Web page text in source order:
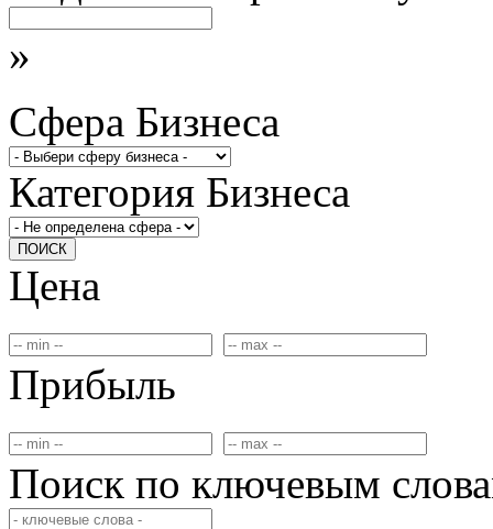
»
Сфера Бизнеса
Категория Бизнеса
ПОИСК
Цена
Прибыль
Поиск по ключевым